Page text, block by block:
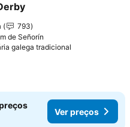
aos favoritos
793
de Señorín
galega tradicional
Ver preços